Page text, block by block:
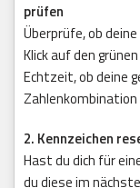
prüfen
Überprüfe, ob
Klick auf den
Echtzeit, ob deine
2. Kennzeichen
Hast du dich für
du diese im